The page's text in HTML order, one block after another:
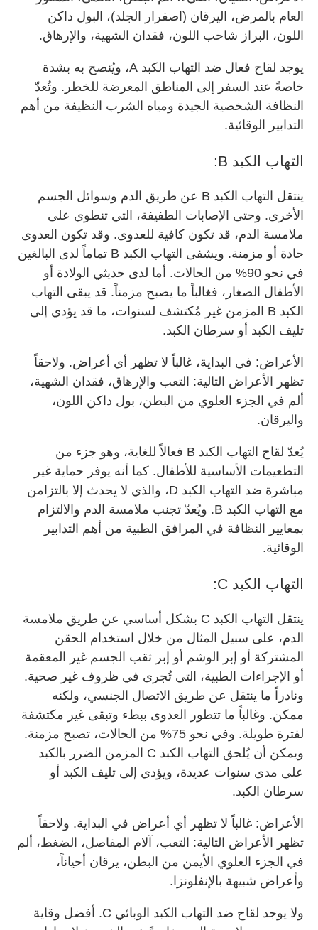
العام بالمرض، اليرقان (اصفرار الجلد)، البول داكن
اللون، البراز شاحب اللون، فقدان الشهية، والإرهاق.
يوجد لقاح فعال ضد التهاب الكبد A، ويُنصح به بشدة
خاصةً عند السفر إلى المناطق المعرضة للخطر. وتُعدّ
النظافة الشخصية الجيدة ومياه الشرب النظيفة من أهم
التدابير الوقائية.
التهاب الكبد B:
ينتقل التهاب الكبد B عن طريق الدم وسوائل الجسم
الأخرى. وحتى الإصابات الطفيفة، التي تنطوي على
ملامسة الدم، قد تكون كافية للعدوى. وقد تكون العدوى
حادة أو مزمنة. ويشفى التهاب الكبد B تماماً لدى البالغين
في نحو 90% من الحالات. أما لدى حديثي الولادة أو
الأطفال الصغار، فغالباً ما يصبح مزمناً. قد يبقى التهاب
الكبد B المزمن غير مُكتشف لسنوات، ما قد يؤدي إلى
تليف الكبد أو سرطان الكبد.
الأعراض: في البداية، غالباً لا تظهر أي أعراض. ولاحقاً
تظهر الأعراض التالية: التعب والإرهاق، فقدان الشهية،
ألم في الجزء العلوي من البطن، بول داكن اللون،
واليرقان.
يُعدّ لقاح التهاب الكبد B فعالاً للغاية، وهو جزء من
التطعيمات الأساسية للأطفال. كما أنه يوفر حماية غير
مباشرة ضد التهاب الكبد D، والذي لا يحدث إلا بالتزامن
مع التهاب الكبد B. ويُعدّ تجنب ملامسة الدم والالتزام
بمعايير النظافة في المرافق الطبية من أهم التدابير
الوقائية.
التهاب الكبد C:
ينتقل التهاب الكبد C بشكل أساسي عن طريق ملامسة
الدم، على سبيل المثال من خلال استخدام الحقن
المشتركة أو إبر الوشم أو إبر ثقب الجسم غير المعقمة
أو الإجراءات الطبية، التي تُجرى في ظروف غير صحية.
ونادراً ما ينتقل عن طريق الاتصال الجنسي، ولكنه
ممكن. وغالباً ما تتطور العدوى ببطء وتبقى غير مكتشفة
لفترة طويلة. وفي نحو 75% من الحالات، تصبح مزمنة.
ويمكن أن يُلحق التهاب الكبد C المزمن الضرر بالكبد
على مدى سنوات عديدة، ويؤدي إلى تليف الكبد أو
سرطان الكبد.
الأعراض: غالباً لا تظهر أي أعراض في البداية. ولاحقاً
تظهر الأعراض التالية: التعب، آلام المفاصل، الضغط، ألم
في الجزء العلوي الأيمن من البطن، يرقان أحياناً،
وأعراض شبيهة بالإنفلونزا.
ولا يوجد لقاح ضد التهاب الكبد الوبائي C. أفضل وقاية